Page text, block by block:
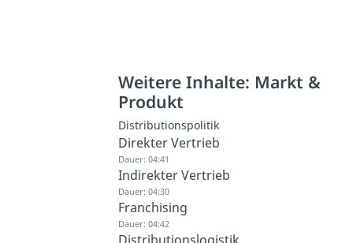
Weitere Inhalte: Markt &
Produkt
Distributionspolitik
Direkter Vertrieb
Dauer: 04:41
Indirekter Vertrieb
Dauer: 04:30
Franchising
Dauer: 04:42